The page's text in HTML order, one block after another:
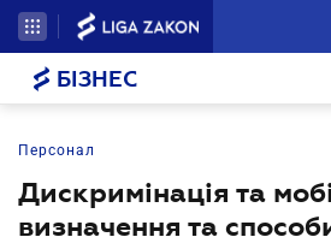
БІЗНЕС
Персонал
Дискримінація та
визначення та